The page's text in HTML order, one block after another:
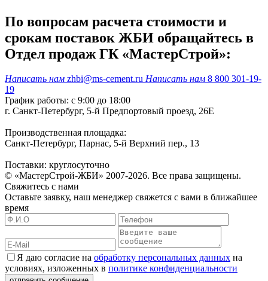
По вопросам расчета стоимости и
срокам поставок ЖБИ обращайтесь в
Отдел продаж ГК «МастерСтрой»:
Написать нам zhbi@ms-cement.ru Написать нам 8 800 301-19-
19
График работы: с 9:00 до 18:00
г. Санкт-Петербург, 5-й Предпортовый проезд, 26Е
Производственная площадка:
Санкт-Петербург, Парнас, 5-й Верхний пер., 13
Поставки: круглосуточно
© «МастерСтрой-ЖБИ» 2007-2026. Все права защищены.
Свяжитесь с нами
Оставьте заявку, наш менеджер свяжется с вами в ближайшее
время
Я даю согласие на обработку персональных данных на
условиях, изложенных в политике конфиденциальности